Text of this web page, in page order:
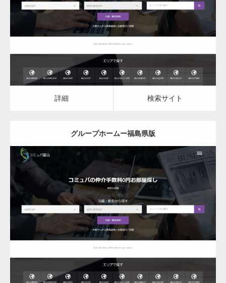
グループホーム
詳細 検索サイト
詳細 検索サイト
グループホームー福島県版
更新日： 2023.03.09
グループホーム
詳細 検索サイト
変幻自在、あらゆる業種に対応可能な新しい
カスタム投稿タイプ実…
一般社団法人高齢者支援協会がコミュパ.com
通常投稿
Hello world!